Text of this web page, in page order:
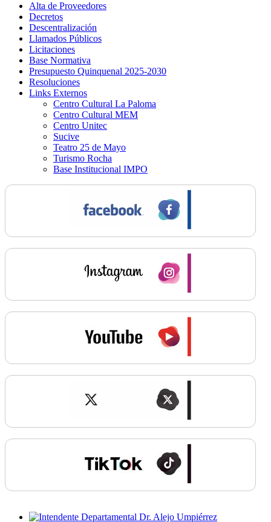
Alta de Proveedores
Decretos
Descentralización
Llamados Públicos
Licitaciones
Base Normativa
Presupuesto Quinquenal 2025-2030
Resoluciones
Links Externos
Centro Cultural La Paloma
Centro Cultural MEM
Centro Unitec
Sucive
Teatro 25 de Mayo
Turismo Rocha
Base Institucional IMPO